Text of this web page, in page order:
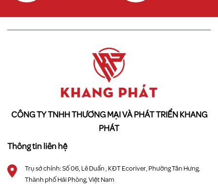
CÔNG TY TNHH THƯƠNG MẠI VÀ PHÁT TRIỂN KHANG
PHÁT
Thông tin liên hệ
Trụ sở chính: Số 06, Lê Duẩn , KĐT Ecoriver, Phường Tân Hưng,
Thành phố Hải Phòng, Việt Nam